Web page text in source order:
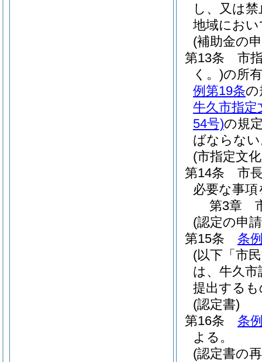
し、又は
地域にお
(補助金の
第13条
市
く。)の所
例第19条の
牛久市指定
54号)の規
ばならな
(市指定文
第14条
市
必要な事
第3章
(認定の申
第15条
条
(以下「市
は、牛久市
提出する
(認定書)
第16条
条
よる。
(認定書の